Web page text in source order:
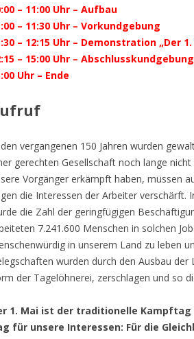
– 11:00 Uhr – Aufbau
– 11:30 Uhr – Vorkundgebung
– 12:15 Uhr – Demonstration „Der
– 15:00 Uhr –
Uhr – Ende
vergangenen 150 Jahren wurden
gerechten Gesellschaft noch lange
Vorgänger erkämpft haben, müssen
die Interessen der Arbeiter verschärft.
die Zahl der geringfügigen
7.241.600 Menschen in solchen
in unserem Land zu leben
wurden durch den Ausbau
der Tagelöhnerei, zerschlagen und so
1. Mai ist der traditionelle
für unsere Interessen: Für die